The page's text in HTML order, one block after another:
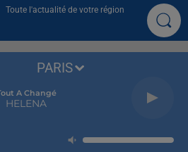
Toute l'actualité de votre région
A Changé
HELENA
PARIS